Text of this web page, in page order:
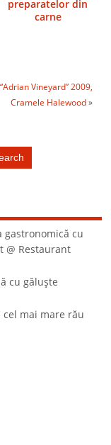
preparatelor din
carne
Vineyard” 2009,
Cramele Halewood»
gastronomică cu
@ Restaurant
cu găluşte
mai mare rău